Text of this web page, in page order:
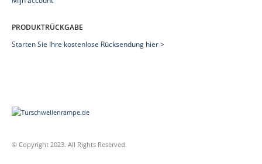
PRODUKTRÜCKGABE
Starten Sie Ihre kostenlose Rücksendung hier >
© Copyright 2023. All Rights Reserved.